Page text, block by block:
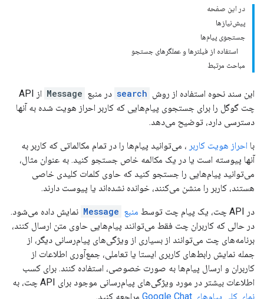
در این صفحه
پیش‌نیازها
جستجوی پیام‌ها
استفاده از فیلترها و عملگرهای جستجو
مباحث مرتبط
این سند نحوه استفاده از روش search در منبع Message
از API
چت گوگل را برای جستجوی پیام‌هایی که کاربر احراز هویت شده به آنها
دسترسی دارد، توضیح می‌دهد.
با احراز هویت کاربر ، می‌توانید پیام‌ها را در تمام مکالماتی که کاربر به
آنها پیوسته است یا در یک مکالمه خاص جستجو کنید. به عنوان مثال،
می‌توانید پیام‌هایی را جستجو کنید که حاوی کلمات کلیدی خاصی
هستند، کاربر را منشن می‌کنند، خوانده نشده‌اند یا پیوست دارند.
در API چت، یک پیام چت توسط منبع Message نمایش داده می‌شود.
در حالی که کاربران چت فقط می‌توانند پیام‌هایی حاوی متن ارسال کنند،
برنامه‌های چت می‌توانند از بسیاری از ویژگی‌های پیام‌رسانی دیگر، از
جمله نمایش رابط‌های کاربری ایستا یا تعاملی، جمع‌آوری اطلاعات از
کاربران و ارسال پیام‌ها به صورت خصوصی، استفاده کنند. برای کسب
اطلاعات بیشتر در مورد ویژگی‌های پیام‌رسانی موجود برای API چت، به
نمای کلی پیام‌های Google Chat
مراجعه کنید.